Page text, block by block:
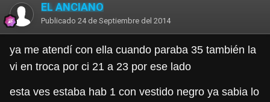
EL ANCIANO
Publicado 24 de Septiembre del 2014
ya me atendí con ella cuando paraba 35 también la
vi en troca por ci 21 a 23 por ese lado
esta ves estaba hab 1 con vestido negro ya sabia lo